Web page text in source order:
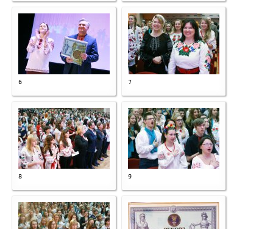
6 7
8 9